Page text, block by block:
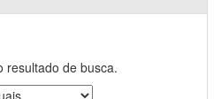
resultado de busca.